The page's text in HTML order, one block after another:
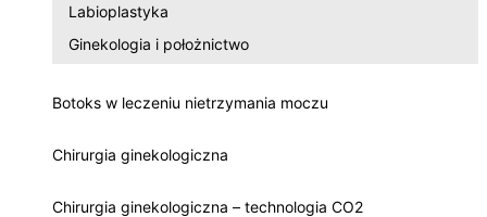
Labioplastyka
Ginekologia i położnictwo
Botoks w leczeniu nietrzymania moczu
Chirurgia ginekologiczna
Chirurgia ginekologiczna – technologia CO2